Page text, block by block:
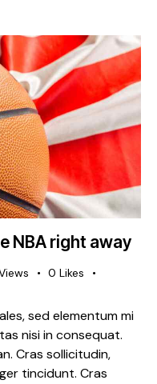
NBA right away
0 Likes
sed elementum mi
nisi in consequat.
Cras sollicitudin,
tincidunt. Cras